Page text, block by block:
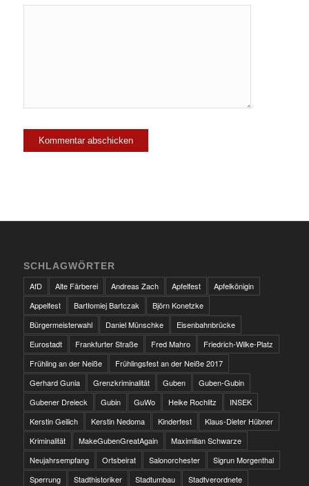
SCHLAGWÖRTER
AfD
Alte Färberei Andreas Zach Apfelfest
Apfelkönigin
Appelfest
Bartłomiej Bartczak
Björn Konetzke
Bürgermeisterwahl
Daniel Münschke
Eisenbahnbrücke
Eurostadt
Frankfurter Straße Fred Mahro
Friedrich-Wilke-Platz
Frühling an der Neiße
Frühlingsfest an der Neiße 2017
Gerhard Gunia
Grenzkriminalität Guben
Guben-Gubin
Gubener Dreieck
Gubin GuWo Heike Rochlitz
INSEK
Kerstin Geilich
Kerstin Nedoma Kinderfest
Klaus-Dieter Hübner
Kriminalität
MakeGubenGreatAgain
Maximilian Schwarze
Neujahrsempfang
Ortsbeirat Salonorchester
Sigrun Morgenthal
Sperrung
Stadthistoriker Stadtumbau
Stadtverordnete